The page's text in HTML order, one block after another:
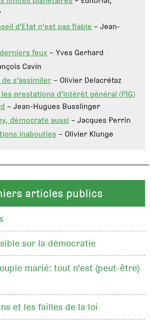
d’Etat n’est pas fiable– Jean-
feux– Yves Gerhard
Cavin
s’assimiler– Olivier Delacrétaz
prestations d’intérêt général (PIG)
– Jean-Hugues Busslinger
démocrate aussi– Jacques Perrin
inabouties– Olivier Klunge
articles publics
sur la démocratie
marié: tout n'est (peut-être)
et les failles de la loi